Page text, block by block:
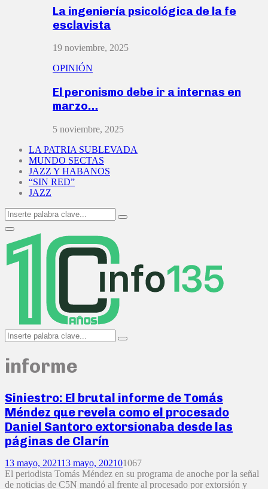
La ingeniería psicológica de la fe
esclavista
19 noviembre, 2025
OPINIÓN
El peronismo debe ir a internas en
marzo…
5 noviembre, 2025
LA PATRIA SUBLEVADA
MUNDO SECTAS
JAZZ Y HABANOS
“SIN RED”
JAZZ
Search
for:
Search
Primary
Menu
Search
for:
Search
informe
Siniestro: El brutal informe de Tomás
Méndez que revela como el procesado
Daniel Santoro extorsionaba desde las
páginas de Clarín
13 mayo, 202113 mayo, 202101067
El periodista Tomás Méndez en su programa de anoche por la señal
de noticias de C5N mandó al frente al procesado por extorsión y